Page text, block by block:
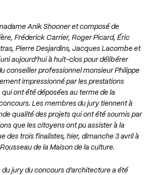
Anik Shooner et composé de
Fréderick Carrier, Roger Picard, Éric
Pierre Desjardins, Jacques Lacombe et
aujourd’hui à huit-clos pour délibérer
conseiller professionnel monsieur Philippe
impressionné par les prestations
ont été déposées au terme de la
Les membres du jury tiennent à
qualité des projets qui ont été soumis par
que les citoyens ont pu assister à la
des trois finalistes, hier, dimanche 3 avril à
de la Maison de la culture.
jury du concours d’architecture a été